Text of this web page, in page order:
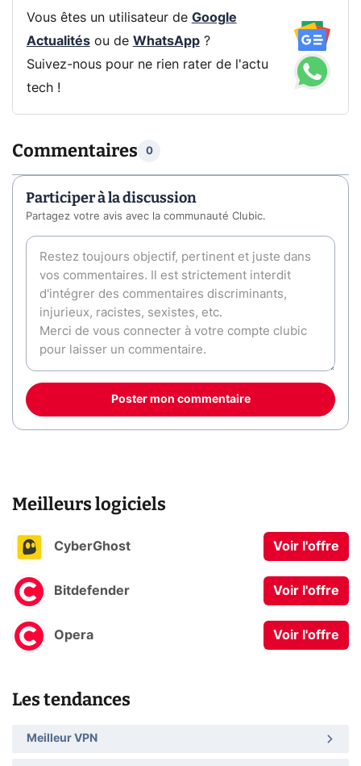
Vous êtes un utilisateur de Google
Actualitésou de WhatsApp?
Suivez-nous pour ne rien rater de l'actu
tech !
Commentaires 0
Participer à la discussion
Partagez votre avis avec la communauté Clubic.
Poster mon commentaire
Meilleurs logiciels
CyberGhost Voir l'offre
Bitdefender Voir l'offre
Opera Voir l'offre
Les tendances
Meilleur VPN